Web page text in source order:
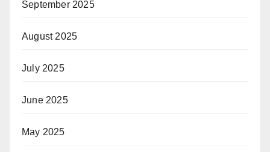
September 2025
August 2025
July 2025
June 2025
May 2025